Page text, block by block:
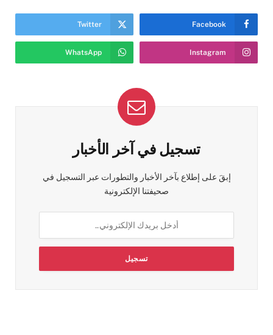
Facebook
Twitter
Instagram
WhatsApp
تسجيل في آخر الأخبار
إبقَ على إطلاع بآخر الأخبار والتطورات عبر التسجيل في
صحيفتنا الإلكترونية